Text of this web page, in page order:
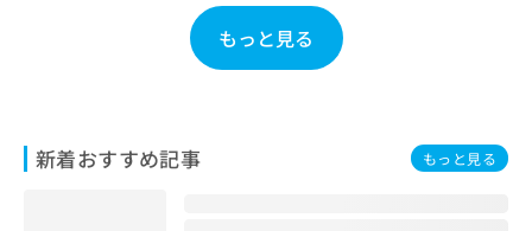
もっと見る
新着おすすめ記事 もっと見る
は